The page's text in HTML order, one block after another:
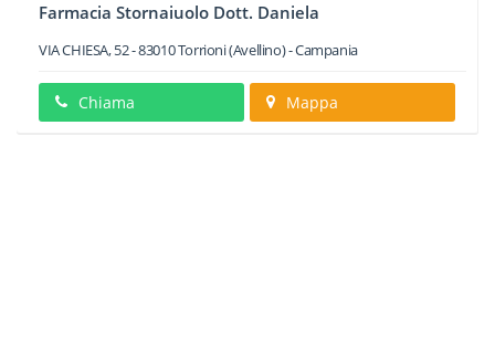
Farmacia Stornaiuolo Dott. Daniela
VIA CHIESA, 52-83010Torrioni(Avellino) -Campania
Chiama Mappa